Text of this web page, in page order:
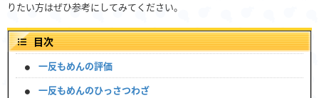
りたい方はぜひ参考にしてみてください。
目次
一反もめんの評価
一反もめんのひっさつわざ